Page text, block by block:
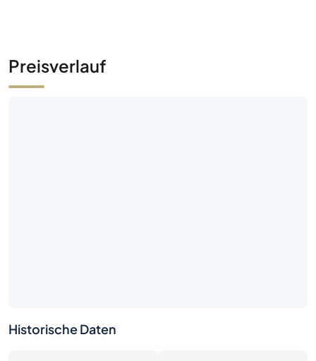
Preisverlauf
Historische Daten